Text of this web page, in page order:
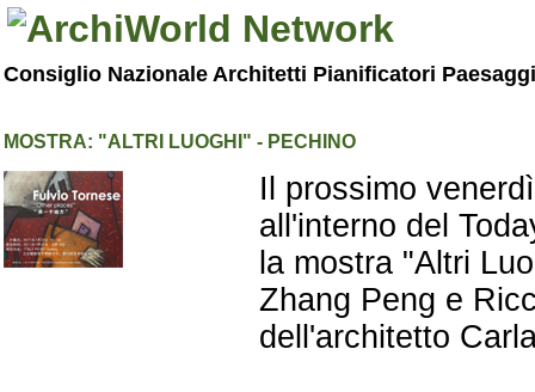
Consiglio Nazionale Architetti Pianificatori
MOSTRA: "ALTRI LUOGHI" - PECHINO
Il prossimo
all'interno del
la mostra "Altri
Zhang Peng e
dell'architetto